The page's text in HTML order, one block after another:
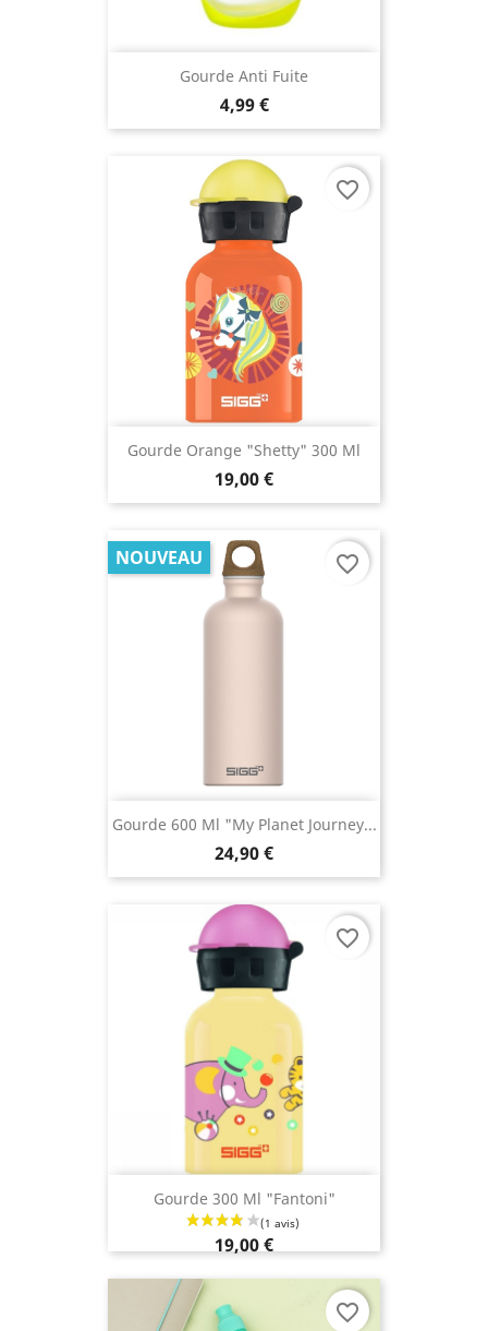
Gourde Anti Fuite
4,99 €
Gourde Orange "Shetty" 300 Ml
19,00 €
favorite_border
Gourde 600 Ml "My Planet Journey...
24,90 €
NOUVEAU favorite_border
Gourde 300 Ml "Fantoni"
19,00 €
favorite_border
favorite_border